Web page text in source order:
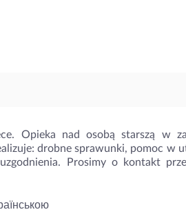
Opieka nad osobą starszą w
drobne sprawunki, pomoc w
Prosimy o kontakt